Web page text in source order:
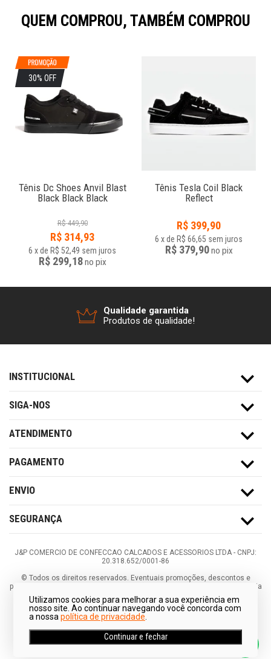
QUEM COMPROU, TAMBÉM COMPROU
30% OFF
Tênis Dc Shoes Anvil Blast
Black Black Black
R$ 449,90
R$ 314,93
6 xde R$ 52,49 sem juros
R$ 299,18no pix
Tênis Tesla Coil Black
Reflect
R$ 399,90
6 xde R$ 66,65 sem juros
R$ 379,90no pix
Qualidade garantida
Produtos de qualidade!
INSTITUCIONAL
SIGA-NOS
ATENDIMENTO
PAGAMENTO
ENVIO
SEGURANÇA
J&P COMERCIO DE CONFECCAO CALCADOS E ACESSORIOS LTDA - CNPJ:
20.318.652/0001-86
© Todos os direitos reservados. Eventuais promoções, descontos e
prazos de pagamento expostos aqui são válidos apenas para compras via
internet. As fotos, textos e layout aqui veiculados são de propriedade da
Loja. É proibida a utilização total ou parcial sem nossa autorização.
Utilizamos cookies para melhorar a sua experiência em
nosso site. Ao continuar navegando você concorda com
a nossa política de privacidade
Continuar e fechar